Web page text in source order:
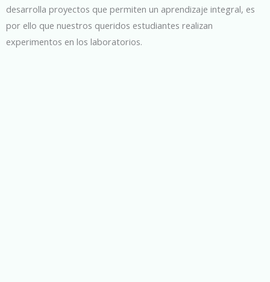
desarrolla proyectos que permiten un aprendizaje integral, es
por ello que nuestros queridos estudiantes realizan
experimentos en los laboratorios.